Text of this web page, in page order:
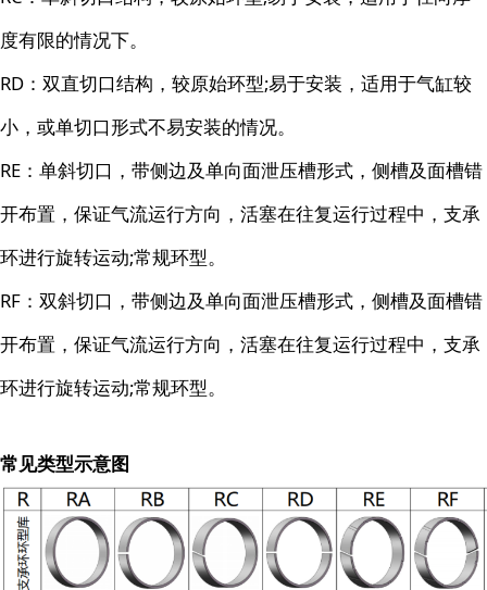
度有限的情况下。
RD：双直切口结构，较原始环型;易于安装，适用于气缸较
小，或单切口形式不易安装的情况。
RE：单斜切口，带侧边及单向面泄压槽形式，侧槽及面槽错
开布置，保证气流运行方向，活塞在往复运行过程中，支承
环进行旋转运动;常规环型。
RF：双斜切口，带侧边及单向面泄压槽形式，侧槽及面槽错
开布置，保证气流运行方向，活塞在往复运行过程中，支承
环进行旋转运动;常规环型。
常见类型示意图